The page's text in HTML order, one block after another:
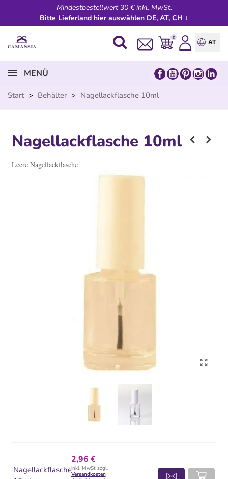
Mindestbestellwert 30 € inkl. MwSt.
Bitte Lieferland hier auswählen DE, AT, CH ↓
0
AT
MENÜ
Start > Behälter > Nagellackflasche 10ml
Nagellackflasche 10ml
Leere Nagellackflasche
Nagellackflasche
2,96 €
inkl. MwSt zzgl.
Versandkosten